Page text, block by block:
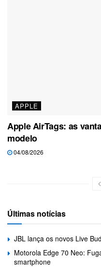
APPLE
Apple AirTags: as
modelo
04/08/2026
Últimas notícias
JBL lança os novos Live
Motorola Edge 70 Neo:
smartphone